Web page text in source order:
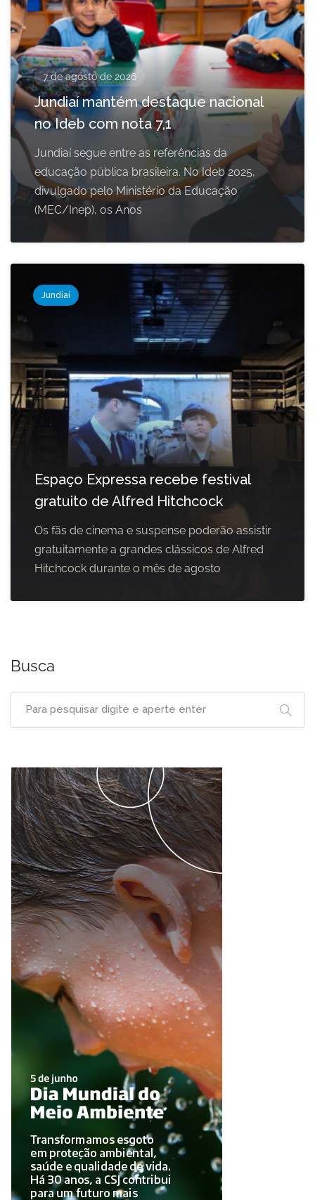
7 de agosto de 2026
Jundiaí mantém destaque nacional
no Ideb com nota 7,1
Jundiaí segue entre as referências da
educação pública brasileira. No Ideb 2025,
divulgado pelo Ministério da Educação
(MEC/Inep), os Anos
Jundiaí
Espaço Expressa recebe festival
gratuito de Alfred Hitchcock
Os fãs de cinema e suspense poderão assistir
gratuitamente a grandes clássicos de Alfred
Hitchcock durante o mês de agosto
Busca